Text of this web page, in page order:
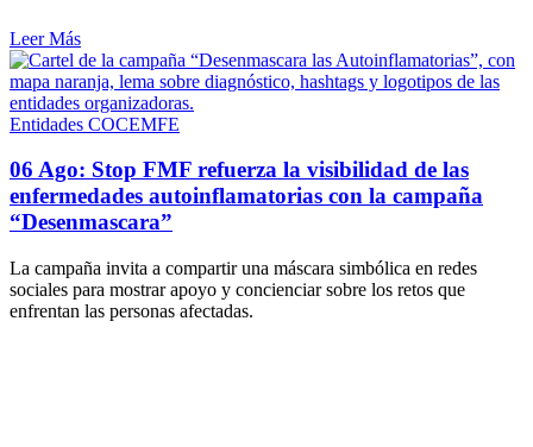
Leer Más
Entidades COCEMFE
06 Ago: Stop FMF refuerza la visibilidad de las
enfermedades autoinflamatorias con la campaña
“Desenmascara”
La campaña invita a compartir una máscara simbólica en redes
sociales para mostrar apoyo y concienciar sobre los retos que
enfrentan las personas afectadas.